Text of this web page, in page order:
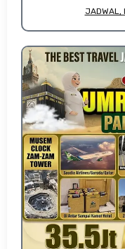
JADWAL,